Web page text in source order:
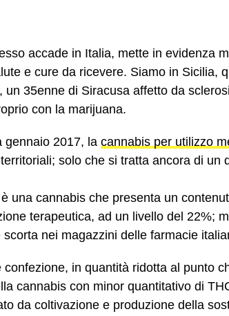
accade in Italia, mette in evidenza
e cure da ricevere. Siamo in Sicilia,
35enne di Siracusa affetto da
con la marijuana.
gennaio 2017, la cannabis per utilizzo
solo che si tratta ancora di un
una cannabis che presenta un
terapeutica, ad un livello del 22%;
nei magazzini delle farmacie
in quantità ridotta al punto
cannabis con minor quantitativo di
da coltivazione e produzione della